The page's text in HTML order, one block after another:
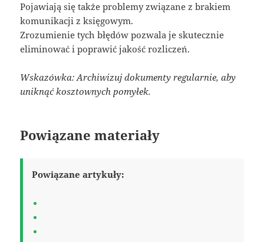
Pojawiają się także problemy związane z brakiem
komunikacji z księgowym.
Zrozumienie tych błędów pozwala je skutecznie
eliminować i poprawić jakość rozliczeń.
Wskazówka: Archiwizuj dokumenty regularnie, aby
uniknąć kosztownych pomyłek.
Powiązane materiały
Powiązane artykuły: